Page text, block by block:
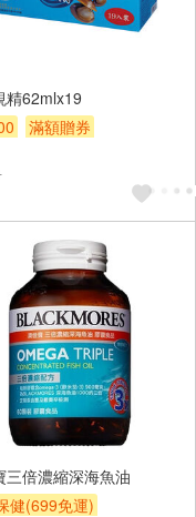
精62mlx19
滿額贈券
三倍濃縮深海魚油
健(699免運)